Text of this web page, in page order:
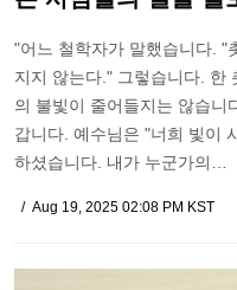
"어느 철학자가 말했습니다. "
지지 않는다." 그렇습니다. 한
의 불빛이 줄어들지는 않습니
갑니다. 예수님은 "너희 빛이
하셨습니다. 내가 누군가의…
Aug 19, 2025 02:08 PM KST